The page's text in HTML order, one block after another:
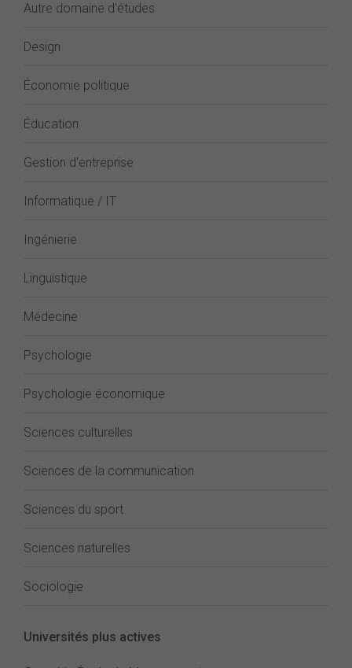
Autre domaine d'études
Design
Économie politique
Éducation
Gestion d'entreprise
Informatique / IT
Ingénierie
Linguistique
Médecine
Psychologie
Psychologie économique
Sciences culturelles
Sciences de la communication
Sciences du sport
Sciences naturelles
Sociologie
Universités plus actives